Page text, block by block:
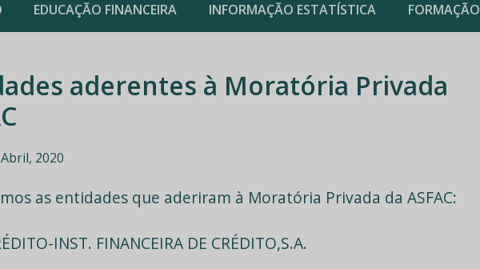
EDUCAÇÃO FINANCEIRA INFORMAÇÃO ESTATÍSTICA FORMAÇÃO
aderentes à Moratória Privada
2020
as entidades que aderiram à Moratória Privada da ASFAC:
INST. FINANCEIRA DE CRÉDITO,S.A.